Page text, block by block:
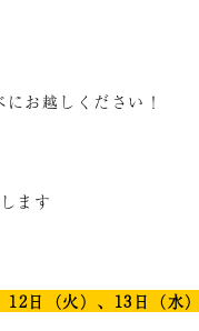
お越しください！
ます
日（火）、13日（水）